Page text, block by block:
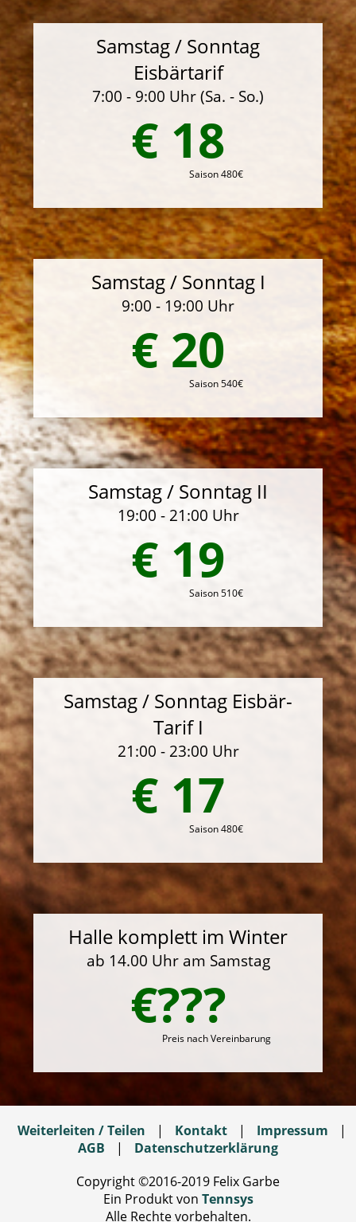
Samstag / Sonntag
Eisbärtarif
7:00 - 9:00 Uhr (Sa. - So.)
€ 18
Saison 480€
Samstag / Sonntag I
9:00 - 19:00 Uhr
€ 20
Saison 540€
Samstag / Sonntag II
19:00 - 21:00 Uhr
€ 19
Saison 510€
Samstag / Sonntag Eisbär-
Tarif I
21:00 - 23:00 Uhr
€ 17
Saison 480€
Halle komplett im Winter
ab 14.00 Uhr am Samstag
€???
Preis nach Vereinbarung
Weiterleiten / Teilen | Kontakt | Impressum
|
AGB
|
Datenschutzerklärung
Copyright ©2016-2019 Felix Garbe
Ein Produkt von Tennsys
Alle Rechte vorbehalten.